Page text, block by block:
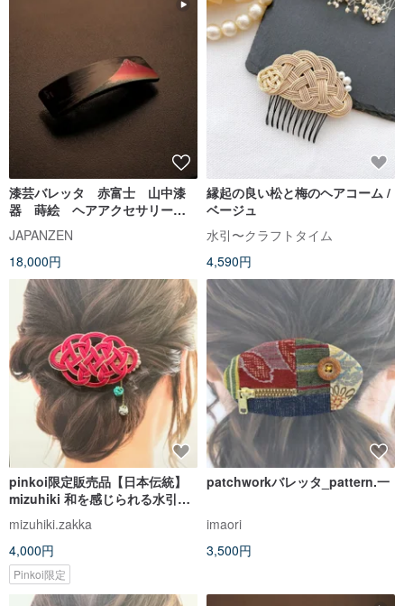
漆芸バレッタ 赤富士 山中漆
器 蒔絵 ヘアアクセサリー
髪留め
JAPANZEN
18,000円
縁起の良い松と梅のヘアコーム /
ベージュ
水引〜クラフトタイム
4,590円
pinkoi限定販売品【日本伝統】
mizuhiki 和を感じられる水引バ
レッタ ご縁を結ぶ水引*
mizuhiki.zakka
4,000円
Pinkoi限定
patchworkバレッタ_pattern.一
imaori
3,500円